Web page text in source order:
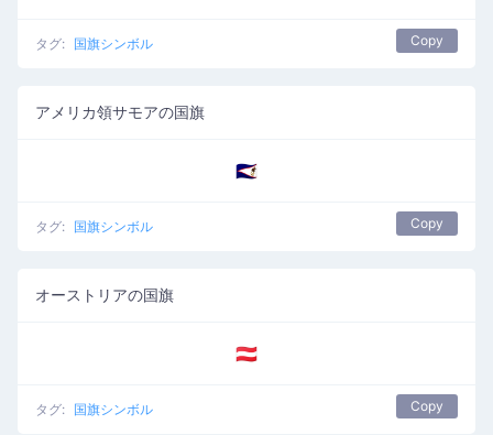
タグ: 国旗シンボル Copy
アメリカ領サモアの国旗
🇦🇸
タグ: 国旗シンボル Copy
オーストリアの国旗
🇦🇹
タグ: 国旗シンボル Copy